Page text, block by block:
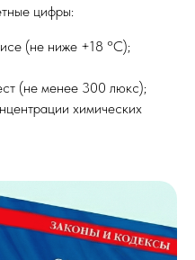
цифры:
(не ниже +18 °C);
(не менее 300 люкс);
химических